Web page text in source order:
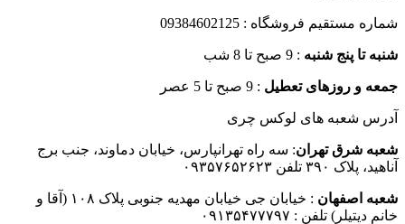
شماره مستقیم فروشگاه : 09384602125
شنبه تا پنج شنبه : 9 صبح تا 8 شب
جمعه و روزهای تعطیل : 9 صبح تا 5 عصر
آدرس شعبه های لوکس چری
شعبه شرق تهران: سه راه تهرانپارس، خیابان دماوند، جنب برج
آناهید، پلاک ۳۹۰ تلفن ۰۹۳۵۷۶۵۲۶۲۳
شعبه اصفهان
: خیابان جی خیابان مهدیه جنوبی پلاک ۱۰۸ (آقا و
خانم دیتیلر) تلفن : ۰۹۱۳۵۴۷۷۷۹۷